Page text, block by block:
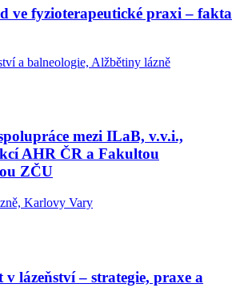
ve fyzioterapeutické praxi – fakta
a balneologie, Alžbětiny lázně
mezi ILaB, v.v.i.,
AHR ČR a Fakultou
ZČU
Karlovy Vary
v lázeňství – strategie, praxe a